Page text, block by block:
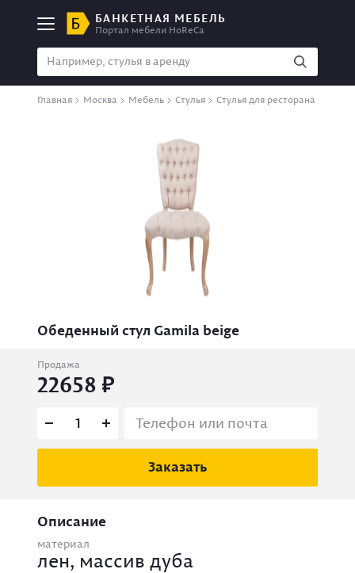
БАНКЕТНАЯ МЕБЕЛЬ
Портал мебели HoReCa
Главная Москва Мебель Стулья Стулья для ресторана
Обеденный стул Gamila beige
Продажа
22658
Заказать
Описание
материал
лен, массив дуба